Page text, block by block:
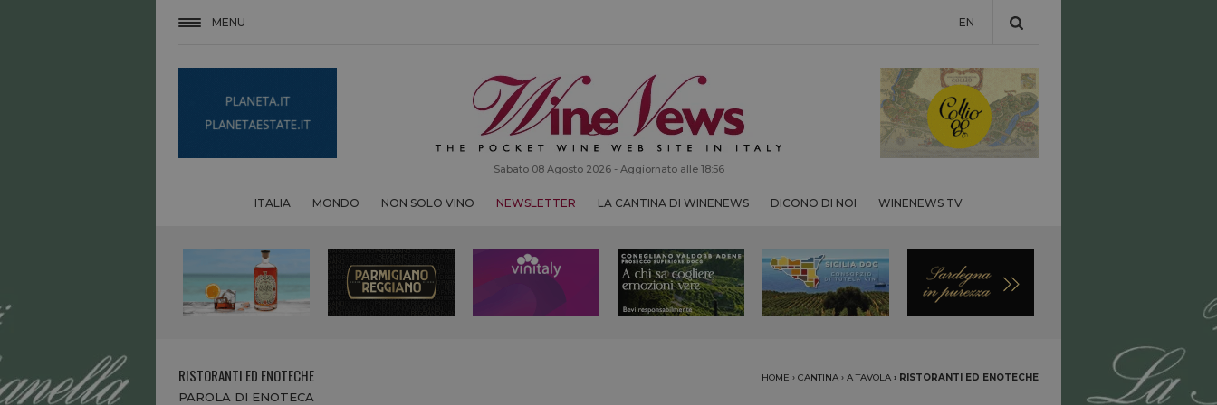
MENU EN
Sabato 08 Agosto 2026 - Aggiornato alle 18:56
ITALIA MONDO NON SOLO VINO NEWSLETTER LA CANTINA DI WINENEWS DICONO DI NOI WINENEWS TV
RISTORANTI ED ENOTECHE HOME › CANTINA › A TAVOLA › RISTORANTI ED ENOTECHE
PAROLA DI ENOTECA